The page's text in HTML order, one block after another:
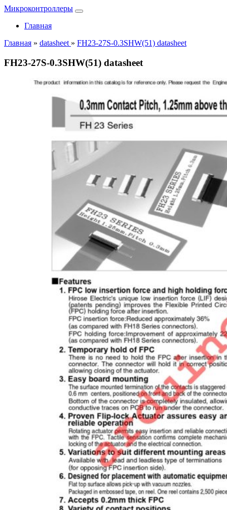
Микроконтроллеры
Главная
Главная » datasheet » FH23-27S-0.3SHW(51) datasheet
FH23-27S-0.3SHW(51) datasheet